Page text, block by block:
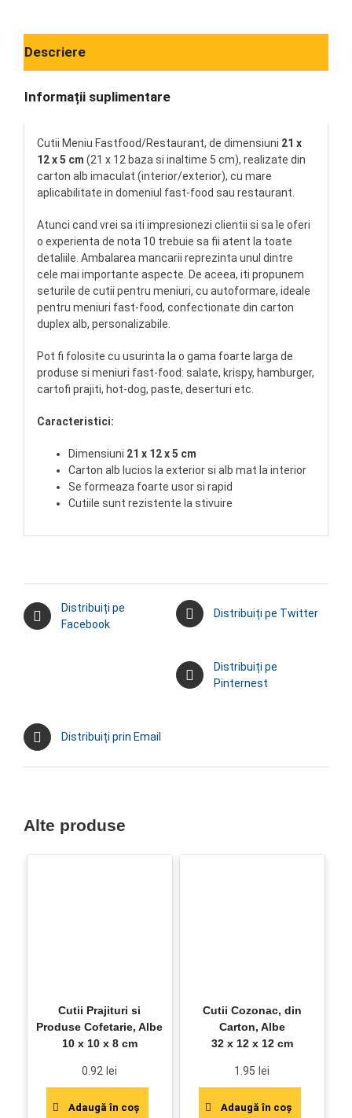
Descriere
Informații suplimentare
Cutii Meniu Fastfood/Restaurant, de dimensiuni 21 x
12 x 5 cm (21 x 12 baza si inaltime 5 cm), realizate din
carton alb imaculat (interior/exterior), cu mare
aplicabilitate in domeniul fast-food sau restaurant.
Atunci cand vrei sa iti impresionezi clientii si sa le oferi
o experienta de nota 10 trebuie sa fii atent la toate
detaliile. Ambalarea mancarii reprezinta unul dintre
cele mai importante aspecte. De aceea, iti propunem
seturile de cutii pentru meniuri, cu autoformare, ideale
pentru meniuri fast-food, confectionate din carton
duplex alb, personalizabile.
Pot fi folosite cu usurinta la o gama foarte larga de
produse si meniuri fast-food: salate, krispy, hamburger,
cartofi prajiti, hot-dog, paste, deserturi etc.
Caracteristici:
Dimensiuni 21 x 12 x 5 cm
Carton alb lucios la exterior si alb mat la interior
Se formeaza foarte usor si rapid
Cutiile sunt rezistente la stivuire
Distribuiți pe
Facebook
Distribuiți pe Twitter
Distribuiți pe
Pinternest
Distribuiți prin Email
Alte produse
Cutii Prajituri si
Produse Cofetarie, Albe
10 x 10 x 8 cm
0.92 lei
Adaugă în coș
Cutii Cozonac, din
Carton, Albe
32 x 12 x 12 cm
1.95 lei
Adaugă în coș